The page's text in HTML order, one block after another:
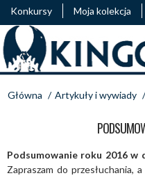
Konkursy Moja kolekcja
Główna / Artykuły i wywiady
Podsumowanie roku 2016 w
Zapraszam do przesłuchania,